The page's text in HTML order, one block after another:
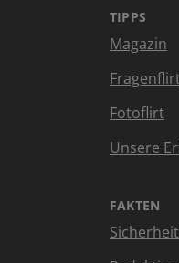
TIPPS
Magazin
Fotoflirt
Unsere
FAKTEN